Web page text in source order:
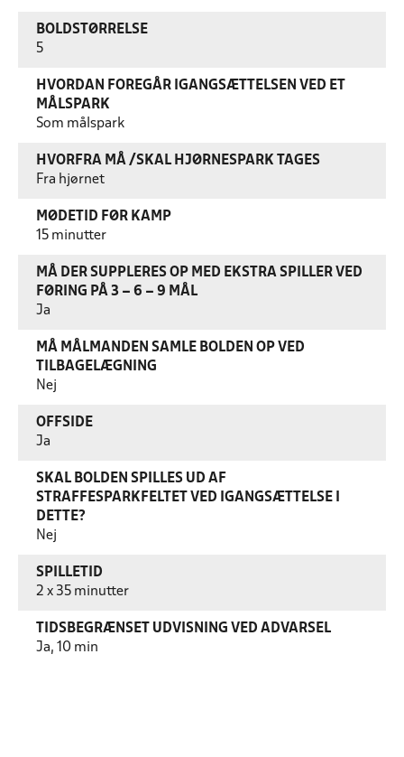
BOLDSTØRRELSE
5
HVORDAN FOREGÅR IGANGSÆTTELSEN VED ET
MÅLSPARK
Som målspark
HVORFRA MÅ /SKAL HJØRNESPARK TAGES
Fra hjørnet
MØDETID FØR KAMP
15 minutter
MÅ DER SUPPLERES OP MED EKSTRA SPILLER VED
FØRING PÅ 3 – 6 – 9 MÅL
Ja
MÅ MÅLMANDEN SAMLE BOLDEN OP VED
TILBAGELÆGNING
Nej
OFFSIDE
Ja
SKAL BOLDEN SPILLES UD AF
STRAFFESPARKFELTET VED IGANGSÆTTELSE I
DETTE?
Nej
SPILLETID
2 x 35 minutter
TIDSBEGRÆNSET UDVISNING VED ADVARSEL
Ja, 10 min